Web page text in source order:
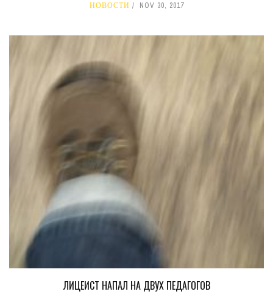
НОВОСТИ NOV 30, 2017
ЛИЦЕИСТ НАПАЛ НА ДВУХ ПЕДАГОГОВ